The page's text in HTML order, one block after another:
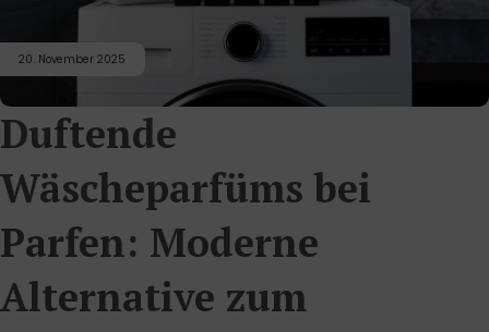
20. November 2025
Duftende
Wäscheparfüms bei
Parfen: Moderne
Alternative zum